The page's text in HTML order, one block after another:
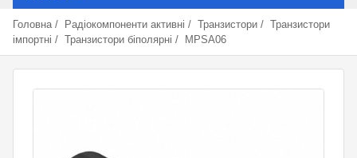
Головна / Радіокомпоненти активні / Транзистори / Транзистори
імпортні / Транзистори біполярні / MPSA06